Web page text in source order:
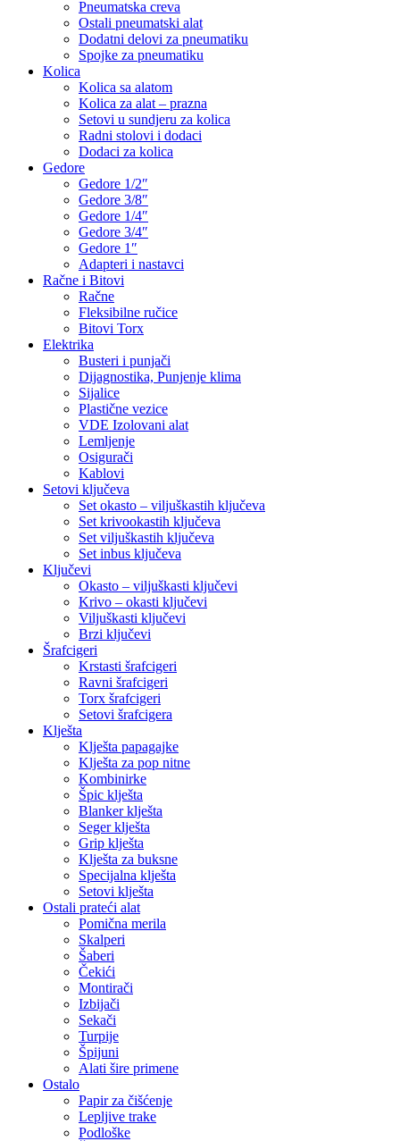
Pneumatska creva
Ostali pneumatski alat
Dodatni delovi za pneumatiku
Spojke za pneumatiku
Kolica
Kolica sa alatom
Kolica za alat – prazna
Setovi u sundjeru za kolica
Radni stolovi i dodaci
Dodaci za kolica
Gedore
Gedore 1/2″
Gedore 3/8″
Gedore 1/4″
Gedore 3/4″
Gedore 1″
Adapteri i nastavci
Račne i Bitovi
Račne
Fleksibilne ručice
Bitovi Torx
Elektrika
Busteri i punjači
Dijagnostika, Punjenje klima
Sijalice
Plastične vezice
VDE Izolovani alat
Lemljenje
Osigurači
Kablovi
Setovi ključeva
Set okasto – viljuškastih ključeva
Set krivookastih ključeva
Set viljuškastih ključeva
Set inbus ključeva
Ključevi
Okasto – viljuškasti ključevi
Krivo – okasti ključevi
Viljuškasti ključevi
Brzi ključevi
Šrafcigeri
Krstasti šrafcigeri
Ravni šrafcigeri
Torx šrafcigeri
Setovi šrafcigera
Klješta
Klješta papagajke
Klješta za pop nitne
Kombinirke
Špic klješta
Blanker klješta
Seger klješta
Grip klješta
Klješta za buksne
Specijalna klješta
Setovi klješta
Ostali prateći alat
Pomična merila
Skalperi
Šaberi
Čekići
Montirači
Izbijači
Sekači
Turpije
Špijuni
Alati šire primene
Ostalo
Papir za čišćenje
Lepljive trake
Podloške